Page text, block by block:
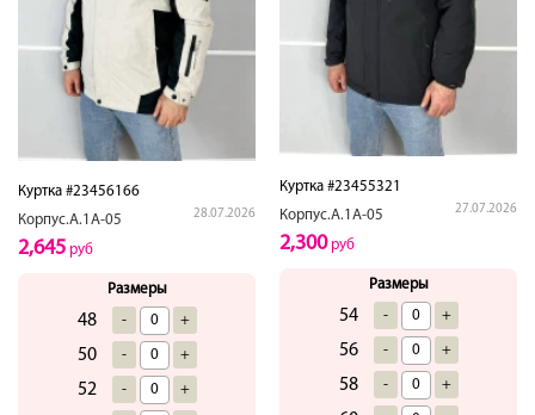
Куртка #23456166
Корпус.А.1А-05
28.07.2026
2,645 руб
Размеры
48 - +
50 - +
52 - +
Куртка #23455321
Корпус.А.1А-05
27.07.2026
2,300руб
Размеры
54 - +
56 - +
58 - +